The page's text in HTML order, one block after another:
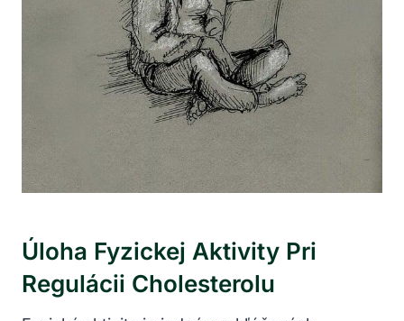
Úloha Fyzickej Aktivity Pri
Regulácii Cholesterolu